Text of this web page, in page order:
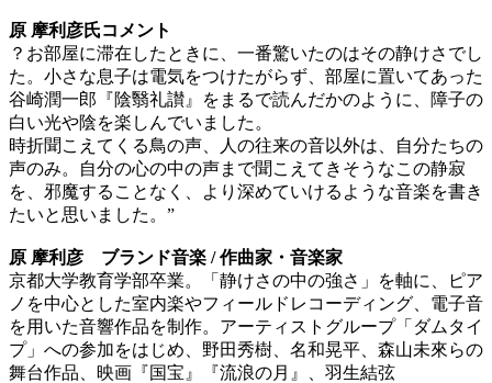
原 摩利彦氏コメント
？お部屋に滞在したときに、一番驚いたのはその静けさでし
た。小さな息子は電気をつけたがらず、部屋に置いてあった
谷崎潤一郎『陰翳礼讃』をまるで読んだかのように、障子の
白い光や陰を楽しんでいました。
時折聞こえてくる鳥の声、人の往来の音以外は、自分たちの
声のみ。自分の心の中の声まで聞こえてきそうなこの静寂
を、邪魔することなく、より深めていけるような音楽を書き
たいと思いました。”
原 摩利彦 ブランド音楽 / 作曲家・音楽家
京都大学教育学部卒業。「静けさの中の強さ」を軸に、ピア
ノを中心とした室内楽やフィールドレコーディング、電子音
を用いた音響作品を制作。アーティストグループ「ダムタイ
プ」への参加をはじめ、野田秀樹、名和晃平、森山未來らの
舞台作品、映画『国宝』『流浪の月』、羽生結弦